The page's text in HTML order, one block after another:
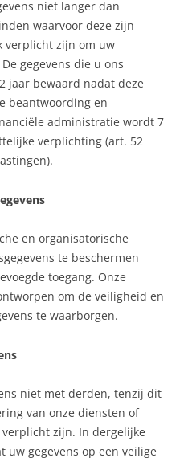
niet langer dan
waarvoor deze zijn
verplicht zijn om uw
gegevens die u ons
jaar bewaard nadat deze
beantwoording en
administratie wordt 7
verplichting (art. 52
en organisatorische
te beschermen
toegang. Onze
om de veiligheid en
te waarborgen.
niet met derden, tenzij dit
van onze diensten of
zijn. In dergelijke
uw gegevens op een veilige